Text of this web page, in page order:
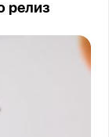
релиз